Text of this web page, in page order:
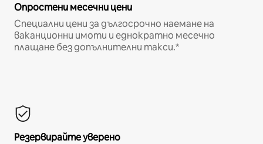
Опростени месечни цени
Специални цени за дългосрочно наемане на
ваканционни имоти и еднократно месечно
плащане без допълнителни такси.*
Резервирайте уверено